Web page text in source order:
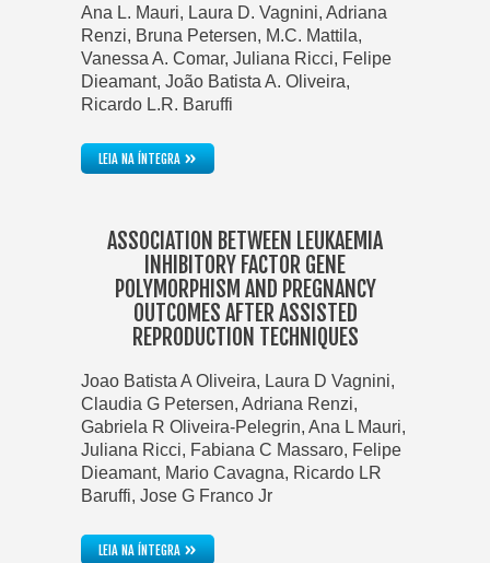
Ana L. Mauri, Laura D. Vagnini, Adriana
Renzi, Bruna Petersen, M.C. Mattila,
Vanessa A. Comar, Juliana Ricci, Felipe
Dieamant, João Batista A. Oliveira,
Ricardo L.R. Baruffi
LEIA NA ÍNTEGRA»
ASSOCIATION BETWEEN LEUKAEMIA
INHIBITORY FACTOR GENE
POLYMORPHISM AND PREGNANCY
OUTCOMES AFTER ASSISTED
REPRODUCTION TECHNIQUES
Joao Batista A Oliveira, Laura D Vagnini,
Claudia G Petersen, Adriana Renzi,
Gabriela R Oliveira-Pelegrin, Ana L Mauri,
Juliana Ricci, Fabiana C Massaro, Felipe
Dieamant, Mario Cavagna, Ricardo LR
Baruffi, Jose G Franco Jr
LEIA NA ÍNTEGRA»